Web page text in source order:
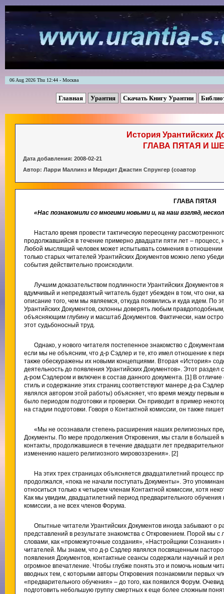
06 Aug 2026 Thu 12:44 - Москва
Главная Урантия Скачать Книгу Урантии
История Урантийских
ГЛАВА ПЯТАЯ И
Дата добавления: 2008-02-21
Автор: Ларри Маллинз и Меридит Джастин Спрунгер (соавтор
ГЛАВА ПЯТАЯ
«Нас познакомили со многими новыми и, на наш взгляд,
Настало время провести тактическую переоценку
продолжавшийся в течение примерно двадцати пяти лет –
Любой мыслящий человек может испытывать сомнения в
только старых читателей Урантийских Документов можно легко
события действительно происходили.
Лучшим доказательством подлинности Урантийских Документов
вдумчивый и непредвзятый читатель будет убежден в том, что они,
описание того, чем мы являемся, откуда появились и куда идем. По
Урантийских Документов, склонны доверять любым
объясняющим глубину и масштаб Документов. Фактически, нам
этот судьбоносный труд.
Однако, у нового читателя постепенное знакомство с
если мы не объясним, что д-р Сэдлер и те, кто имел отношение к
также обескуражены их новыми концепциями. Вторая «История»
деятельность до появления Урантийских Документов». Этот раздел
д-ром Сэдлером и включен в состав данного документа. [1] В
стиль и содержание этих страниц соответствуют манере д-ра
являлся автором этой работы) объясняет, что время между первым
было периодом подготовки и проверки. Он приводит в пример
на стадии подготовки. Говоря о Контактной комиссии, он также
«Мы не осознавали степень расширения наших религиозных
Документы. По мере продолжения Откровения, мы стали в большей
контакты, продолжавшиеся в течение двадцати лет
изменению нашего религиозного мировоззрения». [2]
На этих трех страницах объясняется двадцатилетний процесс
продолжался, «пока не начали поступать Документы». Это
относиться только к четырем членам Контактной комиссии, хотя
Как мы увидим, двадцатилетний период предварительного обучения
комиссии, а не всех членов Форума.
Опытные читатели Урантийских Документов иногда забывают о
представлений в результате знакомства с Откровением. Порой мы
словами, как «промежуточные создания», «Настройщики
читателей. Мы знаем, что д-р Сэдлер являлся посвященным
появления Документов, контактные сеансы содержали научный и
огромное впечатление. Чтобы глубже понять это и помочь новым
вводных тем, с которыми авторы Откровения познакомили первых
«предварительного обучения» – до того, как появился Форум.
подготовить небольшую группу смертных к еще более сложным